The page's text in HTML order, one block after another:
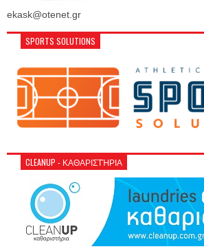
ekask@otenet.gr
SPORTS SOLUTIONS
CLEANUP - ΚΑΘΑΡΙΣΤΉΡΙΑ